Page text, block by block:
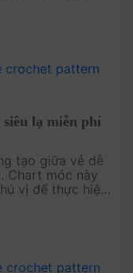
lạ miễn phí
tạo giữa vẻ dễ
Chart móc này
vị để thực hiện.